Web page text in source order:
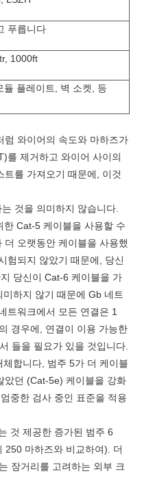
푸릅니다
1000ft
듈 플레이트, 벽 소켓, 등
럼 와이어의 속도와 마하즈가
를 제거하고 와이어 사이의
를 가져오기 때문에, 이것
것을 의미하지 않습니다.
Cat-5 케이블을 사용할 수
오랫동안 케이블을 사용했
험되지 않았기 때문에, 당신
당신이 Cat-6 케이블을 가
하지 않기 때문에 Gb 네트
트워크에서 모든 연결은 1
경우에, 연결이 이용 가능한
들을 필요가 있을 것입니다.
합니다, 범주 5가 더 케이블
았던 (Cat-5e) 케이블을 강화
중한 검사 중인 표준을 적용
것 제공한 증가된 범주 6
250 마하즈와 비교하여). 더
장거리를 고려하는 외부 크